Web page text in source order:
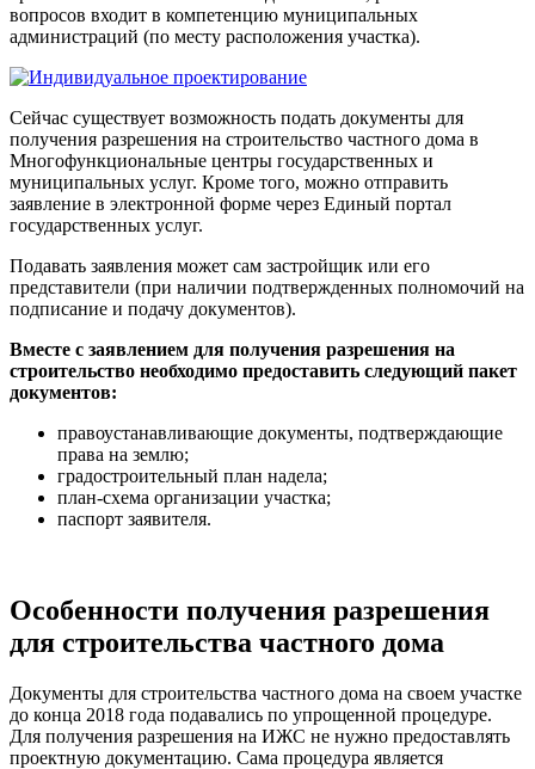
вопросов входит в компетенцию муниципальных
администраций (по месту расположения участка).
Сейчас существует возможность подать документы для
получения разрешения на строительство частного дома в
Многофункциональные центры государственных и
муниципальных услуг. Кроме того, можно отправить
заявление в электронной форме через Единый портал
государственных услуг.
Подавать заявления может сам застройщик или его
представители (при наличии подтвержденных полномочий на
подписание и подачу документов).
Вместе с заявлением для получения разрешения на
строительство необходимо предоставить следующий пакет
документов:
правоустанавливающие документы, подтверждающие
права на землю;
градостроительный план надела;
план-схема организации участка;
паспорт заявителя.
Особенности получения разрешения
для строительства частного дома
Документы для строительства частного дома на своем участке
до конца 2018 года подавались по упрощенной процедуре.
Для получения разрешения на ИЖС не нужно предоставлять
проектную документацию. Сама процедура является